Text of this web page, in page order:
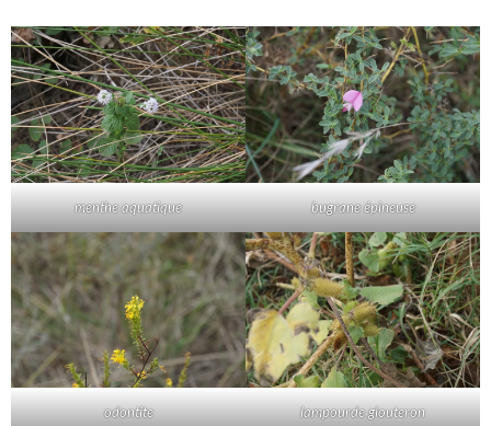
menthe aquatique bugrane épineuse
odontite lampourde glouteron